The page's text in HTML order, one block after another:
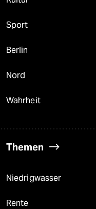
Sport
Berlin
Nord
Wahrheit
Themen
Niedrigwasser
Rente